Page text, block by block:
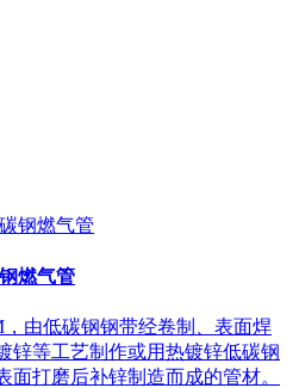
燃气管
由低碳钢钢带经卷制、表面焊
锌等工艺制作或用热镀锌低碳钢
面打磨后补锌制造而成的管材。